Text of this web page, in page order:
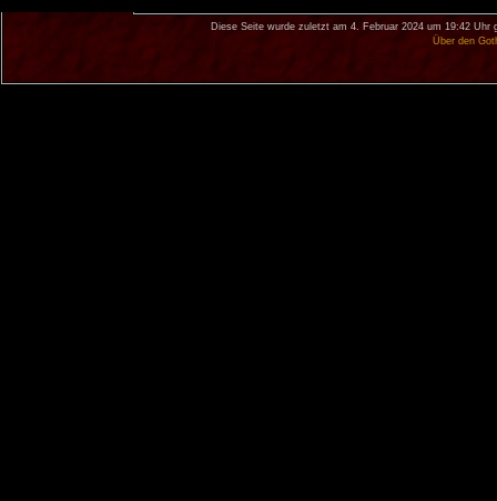
Diese Seite wurde zuletzt am 4. Februar 2024 um 19:42 Uhr
Über den